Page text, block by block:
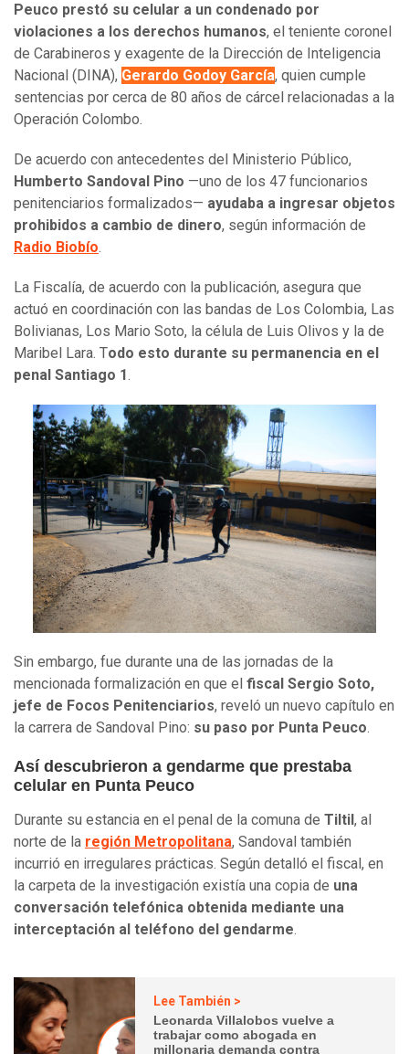
Peuco prestó su celular a un condenado por
violaciones a los derechos humanos, el teniente coronel
de Carabineros y exagente de la Dirección de Inteligencia
Nacional (DINA), Gerardo Godoy García, quien cumple
sentencias por cerca de 80 años de cárcel relacionadas a la
Operación Colombo.
De acuerdo con antecedentes del Ministerio Público,
Humberto Sandoval Pino —uno de los 47 funcionarios
penitenciarios formalizados— ayudaba a ingresar objetos
prohibidos a cambio de dinero, según información de
Radio Biobío.
La Fiscalía, de acuerdo con la publicación, asegura que
actuó en coordinación con las bandas de Los Colombia, Las
Bolivianas, Los Mario Soto, la célula de Luis Olivos y la de
Maribel Lara. Todo esto durante su permanencia en el
penal Santiago 1.
Sin embargo, fue durante una de las jornadas de la
mencionada formalización en que el fiscal Sergio Soto,
jefe de Focos Penitenciarios, reveló un nuevo capítulo en
la carrera de Sandoval Pino: su paso por Punta Peuco.
Así descubrieron a gendarme que prestaba
celular en Punta Peuco
Durante su estancia en el penal de la comuna de Tiltil , al
norte de la región Metropolitana, Sandoval también
incurrió en irregulares prácticas. Según detalló el fiscal, en
la carpeta de la investigación existía una copia de una
conversación telefónica obtenida mediante una
interceptación al teléfono del gendarme.
Lee También >
Leonarda Villalobos vuelve a
trabajar como abogada en
millonaria demanda contra